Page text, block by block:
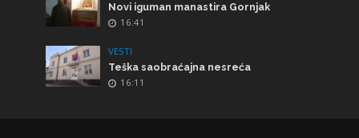
Novi iguman manastira Gornjak
16:41
VESTI
Teška saobraćajna nesreća
16:11